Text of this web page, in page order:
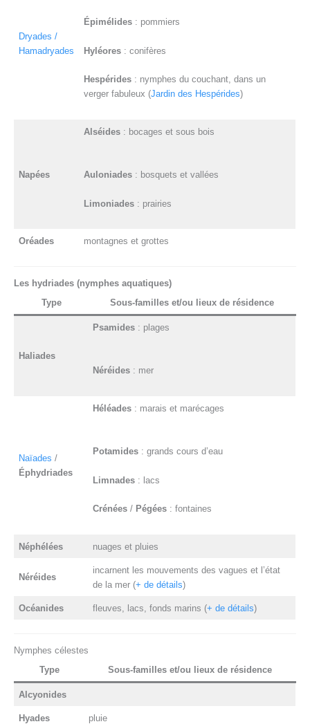
Dryades /
Hamadryades
Épimélides : pommiers
Hyléores : conifères
Hespérides : nymphes du couchant, dans un
verger fabuleux (Jardin des Hespérides)
Napées
Alséides : bocages et sous bois
Auloniades : bosquets et vallées
Limoniades : prairies
Oréades montagnes et grottes
Les hydriades (nymphes aquatiques)
Type
Sous-familles et/ou lieux de résidence
Haliades
Psamides : plages
Néréides : mer
Naïades /
Éphydriades
Héléades : marais et marécages
Potamides : grands cours d’eau
Limnades : lacs
Crénées / Pégées : fontaines
Néphélées nuages et pluies
Néréides
incarnent les mouvements des vagues et l’état
de la mer (+ de détails)
Océanides fleuves, lacs, fonds marins (+ de détails)
Nymphes célestes
Type
Sous-familles et/ou lieux de résidence
Alcyonides
Hyades pluie